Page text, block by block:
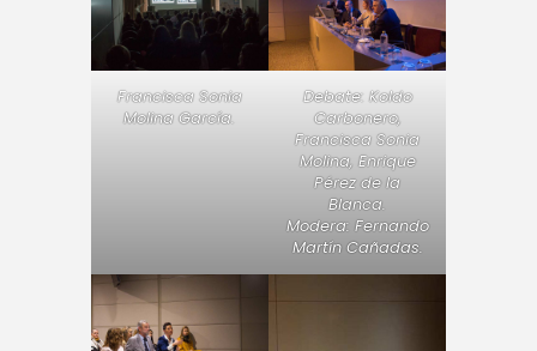
Francisca Sonia
Molina García.
Debate: Koldo
Carbonero,
Francisca Sonia
Molina, Enrique
Pérez de la
Blanca.
Modera: Fernando
Martín Cañadas.